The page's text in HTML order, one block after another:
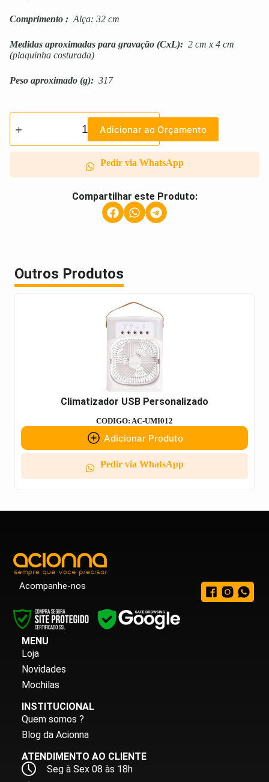
Comprimento : Alça: 32 cm
Medidas aproximadas para gravação (CxL): 2 cm x 4 cm
(plaquinha costurada)
Peso aproximado (g): 317
Adicionar ao Orçamento
Pedir via WhatsApp
Compartilhar este Produto:
Outros Produtos
Climatizador USB Personalizado
CODIGO: AC-UMI012
Adicionar Produto
Pedir via WhatsApp
Acompanhe-nos
MENU
Loja
Novidades
Mochilas
INSTITUCIONAL
Quem somos ?
Blog da Acionna
ATENDIMENTO AO CLIENTE
Seg à Sex 08 às 18h